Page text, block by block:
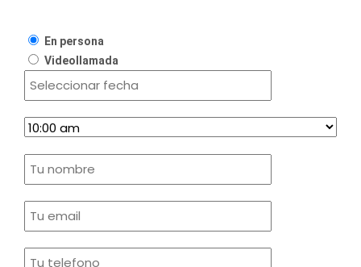
En persona
Videollamada